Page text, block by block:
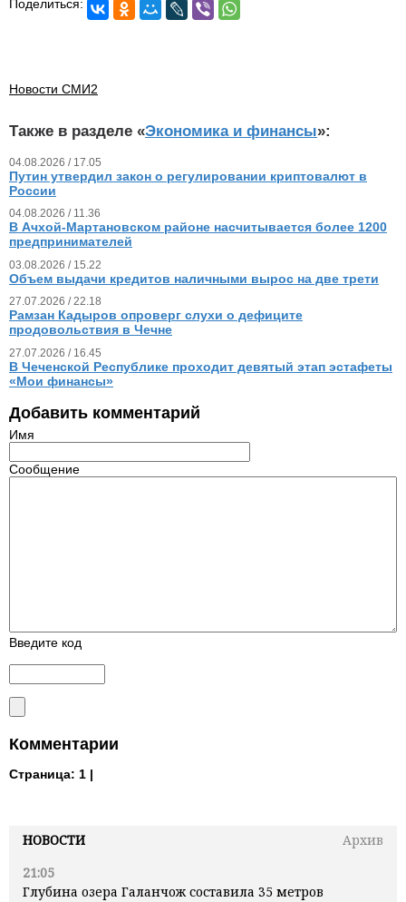
НОВОСТИ
Архив
21:05
Глубина озера Галанчож составила 35 метров
Поделиться:
Новости СМИ2
Также в разделе «Экономика и финансы»:
04.08.2026 / 17.05
Путин утвердил закон о регулировании криптовалют в
России
04.08.2026 / 11.36
В Ачхой-Мартановском районе насчитывается более 1200
предпринимателей
03.08.2026 / 15.22
Объем выдачи кредитов наличными вырос на две трети
27.07.2026 / 22.18
Рамзан Кадыров опроверг слухи о дефиците
продовольствия в Чечне
27.07.2026 / 16.45
В Чеченской Республике проходит девятый этап эстафеты
«Мои финансы»
Добавить комментарий
Имя
Сообщение
Введите код
Комментарии
Страница: 1 |